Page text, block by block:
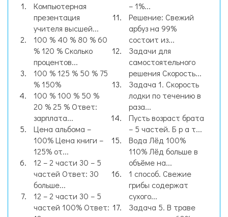
Компьютерная
презентация
учителя высшей...
100 % 40 % 80 % 60
% 120 % Сколько
процентов...
100 % 125 % 50 % 75
% 150%
100 % 100 % 50 %
20 % 25 % Ответ:
зарплата...
Цена альбома –
100% Цена книги –
125% от...
12 – 2 части 30 – 5
частей Ответ: 30
больше...
12 – 2 части 30 – 5
частей 100% Ответ:
– 1%...
Решение: Свежий
арбуз на 99%
состоит из...
Задачи для
самостоятельного
решения Скорость...
Задача 1. Скорость
лодки по течению в
раза...
Пусть возраст брата
– 5 частей. Б р а т...
Вода Лёд 100%
110% Лёд больше в
объёме на...
1 способ. Свежие
грибы содержат
сухого...
Задача 5. В траве